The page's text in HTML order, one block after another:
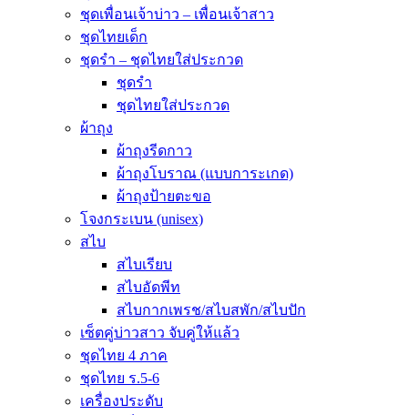
ชุดเพื่อนเจ้าบ่าว – เพื่อนเจ้าสาว
ชุดไทยเด็ก
ชุดรำ – ชุดไทยใส่ประกวด
ชุดรำ
ชุดไทยใส่ประกวด
ผ้าถุง
ผ้าถุงรีดกาว
ผ้าถุงโบราณ (แบบการะเกด)
ผ้าถุงป้ายตะขอ
โจงกระเบน (unisex)
สไบ
สไบเรียบ
สไบอัดพีท
สไบกากเพรช/สไบสพัก/สไบปัก
เซ็ตคู่บ่าวสาว จับคู่ให้แล้ว
ชุดไทย 4 ภาค
ชุดไทย ร.5-6
เครื่องประดับ